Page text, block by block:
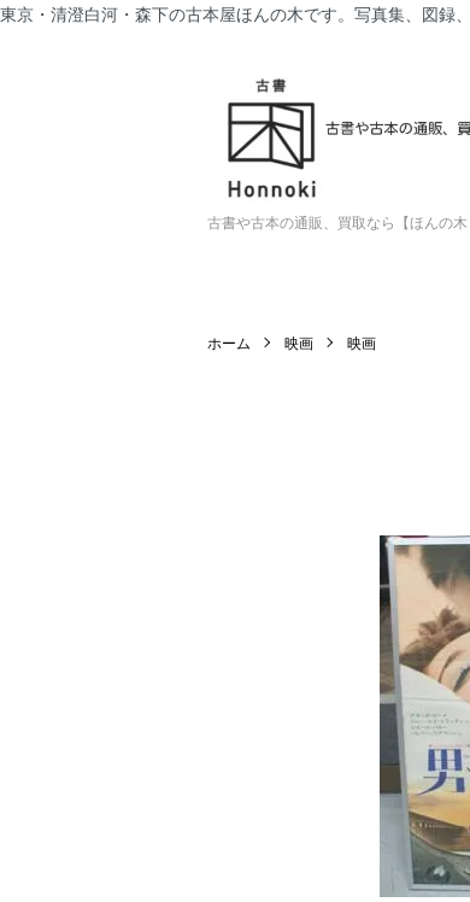
東京・清澄白河・森下の古本屋ほんの木です。写真集、図録
古書や古本の通販、買取なら【ほんの
ホーム 映画 映画